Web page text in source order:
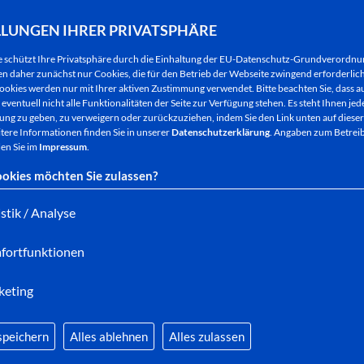
IHRER PRIVATSPHÄRE
schützt Ihre Privatsphäre durch die Einhaltung der EU-Datenschutz-
daher zunächst nur Cookies, die für den Betrieb der Webseite zwingend
werden nur mit Ihrer aktiven Zustimmung verwendet. Bitte beachten Sie, dass
nicht alle Funktionalitäten der Seite zur Verfügung stehen. Es steht Ihnen
zu geben, zu verweigern oder zurückzuziehen, indem Sie den Link unten auf
Informationen finden Sie in unsererDatenschutzerklärung. Angaben zum
Sie im Impressum.
möchten Sie zulassen?
/ Analyse
Alles ablehnen Alles zulassen
Abendkasse im Schilde-Park.
Einlass ist jeweils ab 20:00 Uhr (Freitag und
warmer Kleidung, Kuschelkissen für die
Wetter wird die Veranstaltung ins Cineplex-Kino
Eine riesige, fast 60 Quadratmeter große
aufgebaut. „Diese Leinwand ist wesentlich größer
Konrad Waldenburger vom Cineplex. Ein
Selbstverständlich werden auch die
allerlei Getränke angeboten. Auch ein Curry-/
sollten bitte vorher zu Hause verzehrt werden.